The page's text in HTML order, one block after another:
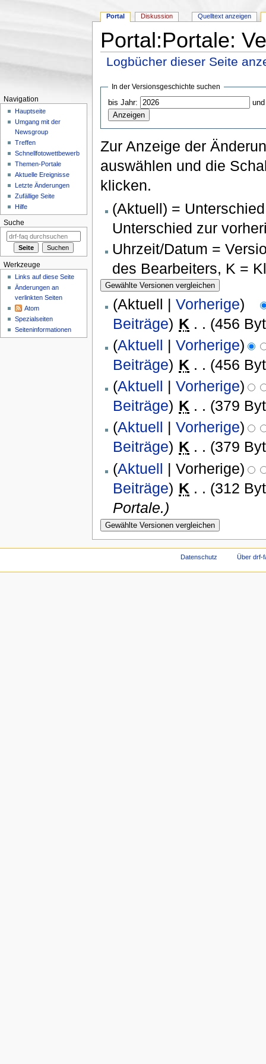
Portal:Portale:
Logbücher dieser Seite
In der Versionsgeschichte suchen
bis Jahr:
Zur Anzeige der
auswählen und die
klicken.
(Aktuell) =
Unterschied zur
Uhrzeit/Datum =
des Bearbeiters, K =
(Aktuell | Vorherige)
Beiträge) K . . (456
(Aktuell | Vorherige)
Beiträge) K . . (456
(Aktuell | Vorherige)
Beiträge) K . . (379
(Aktuell | Vorherige)
Beiträge) K . . (379
(Aktuell | Vorherige)
Beiträge) K . . (312
Portale.)
Portal Diskussion Quelltext anzeigen
Navigation
Hauptseite
Umgang mit der
Newsgroup
Treffen
Schnellfotowettbewerb
Themen-Portale
Aktuelle Ereignisse
Letzte Änderungen
Zufällige Seite
Hilfe
Suche
Werkzeuge
Links auf diese Seite
Änderungen an
verlinkten Seiten
Atom
Spezialseiten
Seiten­informationen
Datenschutz Über drf-